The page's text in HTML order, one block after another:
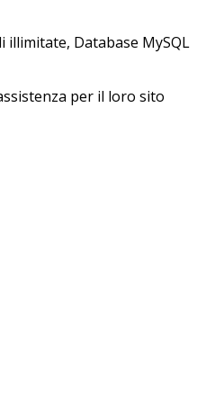
Database MySQL
per il loro sito